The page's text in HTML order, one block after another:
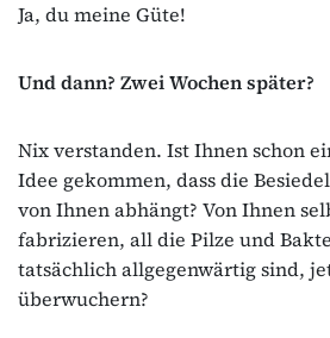
Ja, du meine Güte!
Und dann? Zwei Wochen später?
Nix verstanden. Ist Ihnen schon
Idee gekommen, dass die
von Ihnen abhängt? Von Ihnen
fabrizieren, all die Pilze und
tatsächlich allgegenwärtig sind,
überwuchern?